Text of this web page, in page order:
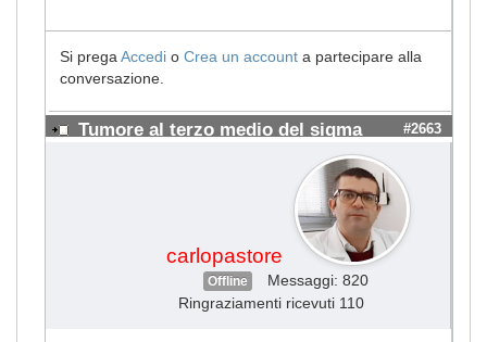
Si prega Accedi o Crea un account a partecipare alla
conversazione.
Tumore al terzo medio del sigma #2663
carlopastore
Offline
Messaggi: 820
Ringraziamenti ricevuti 110